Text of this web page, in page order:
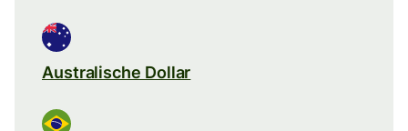
Australische Dollar